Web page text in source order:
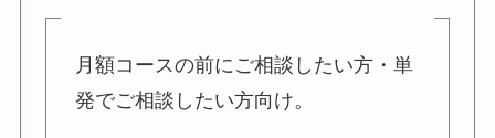
月額コースの前にご相談したい方・単
発でご相談したい方向け。